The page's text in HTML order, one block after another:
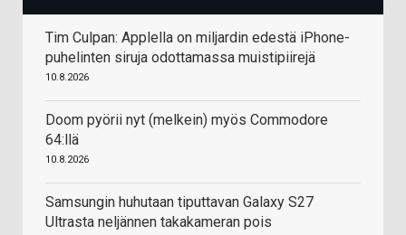
Tim Culpan: Applella on miljardin edestä iPhone-
puhelinten siruja odottamassa muistipiirejä
10.8.2026
Doom pyörii nyt (melkein) myös Commodore
64:llä
10.8.2026
Samsungin huhutaan tiputtavan Galaxy S27
Ultrasta neljännen takakameran pois